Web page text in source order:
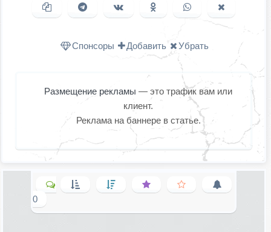
Копировать ссылкуПоделиться в Telegram
Поделиться ВКонтакте
Поделиться в
Одноклассниках
Поделиться в
WhatsAppв X
Спонсоры Добавить Убрать
Размещение рекламы — это трафик вам или
клиент.
Реклама на баннере в статье.
0